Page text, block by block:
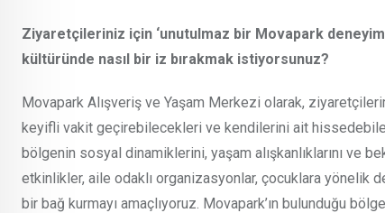
Ziyaretçileriniz için ‘unutulmaz bir Movapark
kültüründe nasıl bir iz bırakmak istiyorsunuz?
Movapark Alışveriş ve Yaşam Merkezi olarak,
keyifli vakit geçirebilecekleri ve kendilerini ait
bölgenin sosyal dinamiklerini, yaşam alışkanlıklarını ve
etkinlikler, aile odaklı organizasyonlar, çocuklara yönelik
bir bağ kurmayı amaçlıyoruz. Movapark’ın bulunduğu